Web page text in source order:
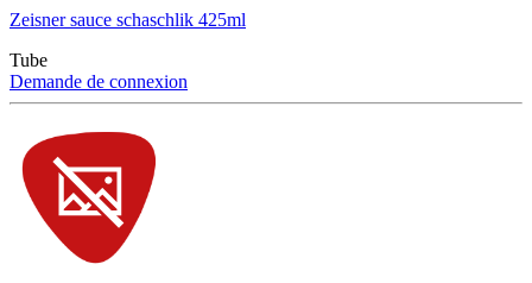
Zeisner sauce schaschlik 425ml
Tube
Demande de connexion